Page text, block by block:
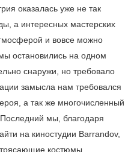
оказалась уже не так
а интересных мастерских
и вовсе можно
остановились на одном
снаружи, но требовало
замысла нам требовался
а так же многочисленный
Последний мы, благодаря
на киностудии Barrandov,
костюмы.